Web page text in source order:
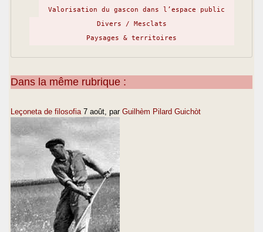
Valorisation du gascon dans l’espace public
Divers / Mesclats
Paysages & territoires
Dans la même rubrique :
Leçoneta de filosofia 7 août, par Guilhèm Pilard Guichòt